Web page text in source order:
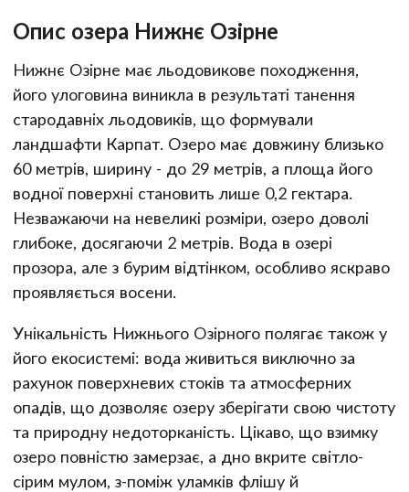
Опис озера Нижнє Озірне
Нижнє Озірне має льодовикове походження,
його улоговина виникла в результаті танення
стародавніх льодовиків, що формували
ландшафти Карпат. Озеро має довжину близько
60 метрів, ширину - до 29 метрів, а площа його
водної поверхні становить лише 0,2 гектара.
Незважаючи на невеликі розміри, озеро доволі
глибоке, досягаючи 2 метрів. Вода в озері
прозора, але з бурим відтінком, особливо яскраво
проявляється восени.
Унікальність Нижнього Озірного полягає також у
його екосистемі: вода живиться виключно за
рахунок поверхневих стоків та атмосферних
опадів, що дозволяє озеру зберігати свою чистоту
та природну недоторканість. Цікаво, що взимку
озеро повністю замерзає, а дно вкрите світло-
сірим мулом, з-поміж уламків флішу й